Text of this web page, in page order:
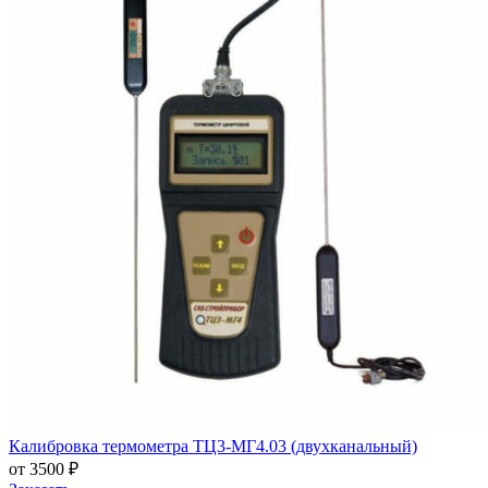
Калибровка термометра ТЦ3-МГ4.03 (двухканальный)
от 3500 ₽